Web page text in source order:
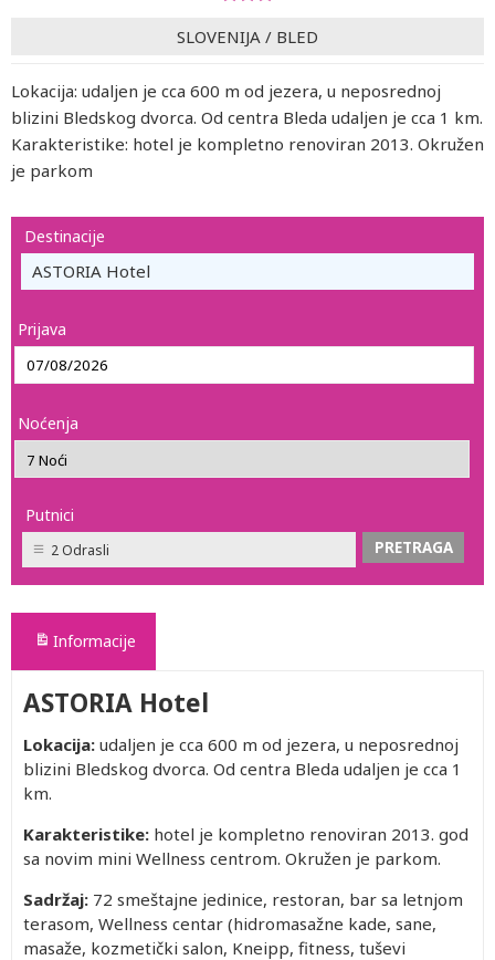
SLOVENIJA / BLED
Lokacija: udaljen je cca 600 m od jezera, u neposrednoj
blizini Bledskog dvorca. Od centra Bleda udaljen je cca 1 km.
Karakteristike: hotel je kompletno renoviran 2013. Okružen
je parkom
Destinacije
ASTORIA Hotel
Prijava
Noćenja
Putnici
2 Odrasli
Informacije
ASTORIA Hotel
Lokacija: udaljen je cca 600 m od jezera, u neposrednoj
blizini Bledskog dvorca. Od centra Bleda udaljen je cca 1
km.
Karakteristike: hotel je kompletno renoviran 2013. god
sa novim mini Wellness centrom. Okružen je parkom.
Sadržaj: 72 smeštajne jedinice, restoran, bar sa letnjom
terasom, Wellness centar (hidromasažne kade, sane,
masaže, kozmetički salon, Kneipp, fitness, tuševi